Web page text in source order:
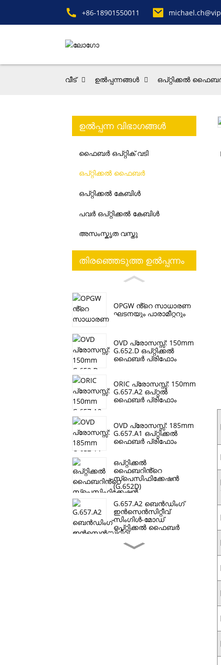
+86-18901550011
വീട് ഉൽപ്പന്നങ്ങൾ ഒപ്റ്റിക്കൽ
ഉൽപ്പന്ന വിഭാഗങ്ങൾ
ഫൈബർ ഒപ്റ്റിക് വടി
ഒപ്റ്റിക്കൽ ഫൈബർ
ഒപ്റ്റിക്കൽ കേബിൾ
പവർ ഒപ്റ്റിക്കൽ കേബിൾ
അസംസ്കൃത വസ്തു
തിരഞ്ഞെടുത്ത ഉൽപ്പന്നം
OPGW ൻ്റെ സാധാരണ
ഘടനയും പാരാമീറ്ററും
OVD പ്രോസസ്സ്: 150mm
G.652.D ഒപ്റ്റിക്കൽ
ഫൈബർ പ്രിഫോം
ORIC പ്രോസസ്സ്: 150mm
G.657.A2 ഒപ്‌റ്റൽ
ഫൈബർ പ്രിഫോം
OVD പ്രോസസ്സ്: 185mm
G.657.A1 ഒപ്റ്റിക്കൽ
ഫൈബർ പ്രിഫോം
ഒപ്റ്റിക്കൽ
ഫൈബറിൻ്റെ
സ്പെസിഫിക്കേഷൻ
(G.652D)
G.657.A2 ബെൻഡിംഗ്
ഇൻസെൻസിറ്റീവ്
സിംഗിൾ-മോഡ്
ഒപ്റ്റിക്കൽ ഫൈബർ